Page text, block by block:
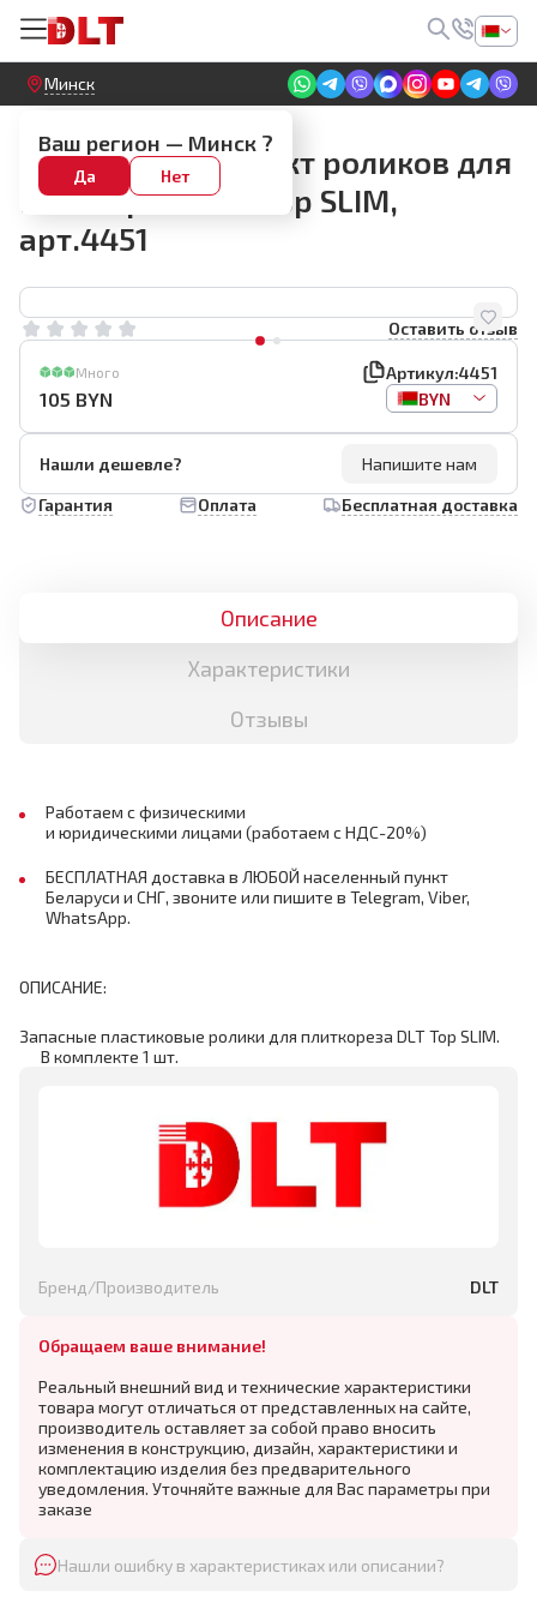
Круглосуточный! Прием заявок на сайте
Минск
Ваш регион — Минск ?
Да Нет
Запчасти
Запасной комплект роликов для
плиткореза DLT Top SLIM,
арт.4451
Оставить отзыв
Много Артикул:4451
105 BYN BYN
Нашли дешевле?
Напишите нам
Гарантия
Оплата Бесплатная доставка
Описание
Характеристики
Отзывы
Работаем с физическими
и юридическими лицами (работаем с НДС-20%)
БЕСПЛАТНАЯ доставка в ЛЮБОЙ населенный пункт
Беларуси и СНГ, звоните или пишите в Telegram, Viber,
WhatsApp.
ОПИСАНИЕ:
Запасные пластиковые ролики для плиткореза DLT Top SLIM.
В комплекте 1 шт.
Бренд/Производитель DLT
Обращаем ваше внимание!
Реальный внешний вид и технические характеристики
товара могут отличаться от представленных на сайте,
производитель оставляет за собой право вносить
изменения в конструкцию, дизайн, характеристики и
комплектацию изделия без предварительного
уведомления. Уточняйте важные для Вас параметры при
заказе
Нашли ошибку в характеристиках или описании?